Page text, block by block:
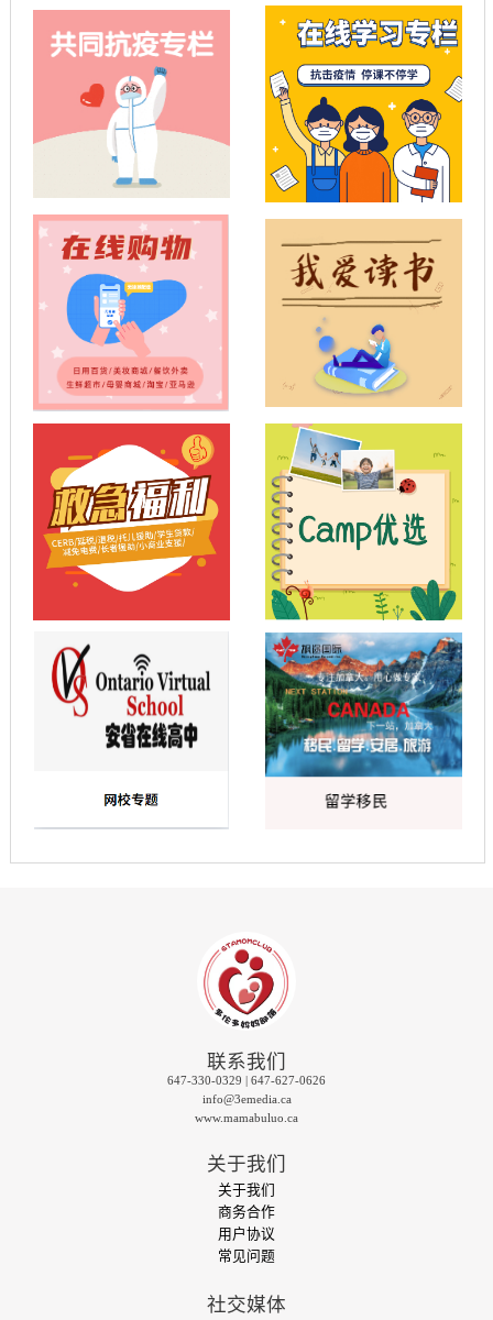
联系我们
647-330-0329 | 647-627-0626
info@3emedia.ca
www.mamabuluo.ca
关于我们
关于我们
商务合作
用户协议
常见问题
社交媒体